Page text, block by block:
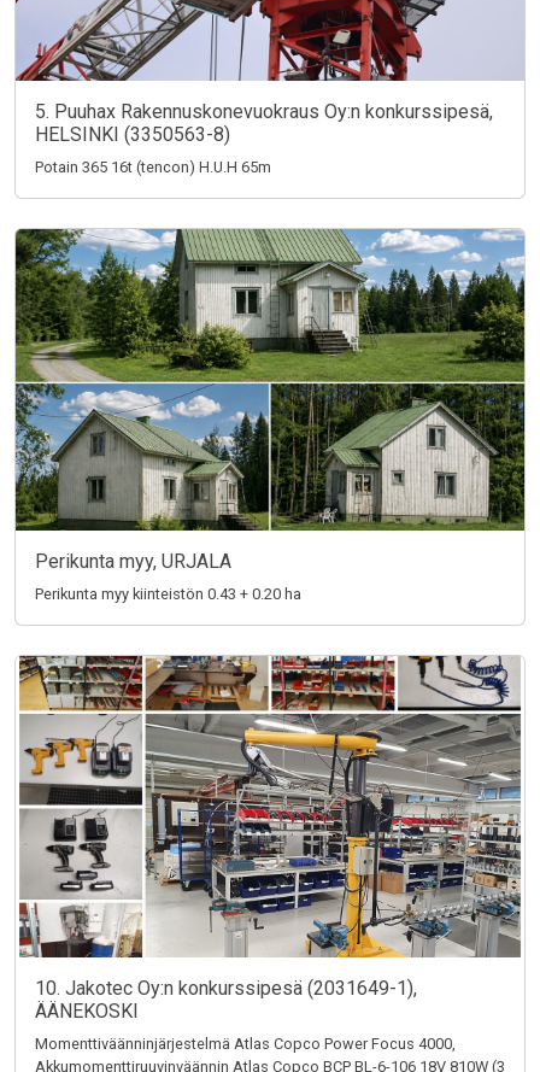
5. Puuhax Rakennuskonevuokraus Oy:n konkurssipesä,
HELSINKI (3350563-8)
Potain 365 16t (tencon) H.U.H 65m
Perikunta myy, URJALA
Perikunta myy kiinteistön 0.43 + 0.20 ha
10. Jakotec Oy:n konkurssipesä (2031649-1),
ÄÄNEKOSKI
Momenttiväänninjärjestelmä Atlas Copco Power Focus 4000,
Akkumomenttiruuvinväännin Atlas Copco BCP BL-6-106 18V 810W (3